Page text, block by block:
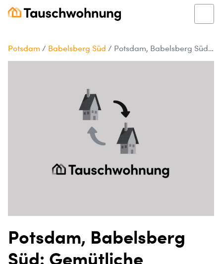
Potsdam / Babelsberg Süd / Potsdam, Babelsberg Süd: Gemütliche Wohnung
Potsdam, Babelsberg
Süd: Gemütliche